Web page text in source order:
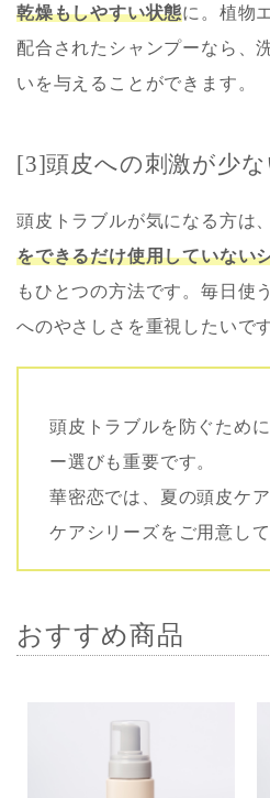
乾燥もしやすい状態に。植物
配合されたシャンプーなら、
いを与えることができます。
[3]頭皮への刺激が少
頭皮トラブルが気になる方は
をできるだけ使用していない
もひとつの方法です。毎日使
へのやさしさを重視したいです
頭皮トラブルを防ぐため
ー選びも重要です。
華密恋では、夏の頭皮ケ
ケアシリーズをご用意して
おすすめ商品